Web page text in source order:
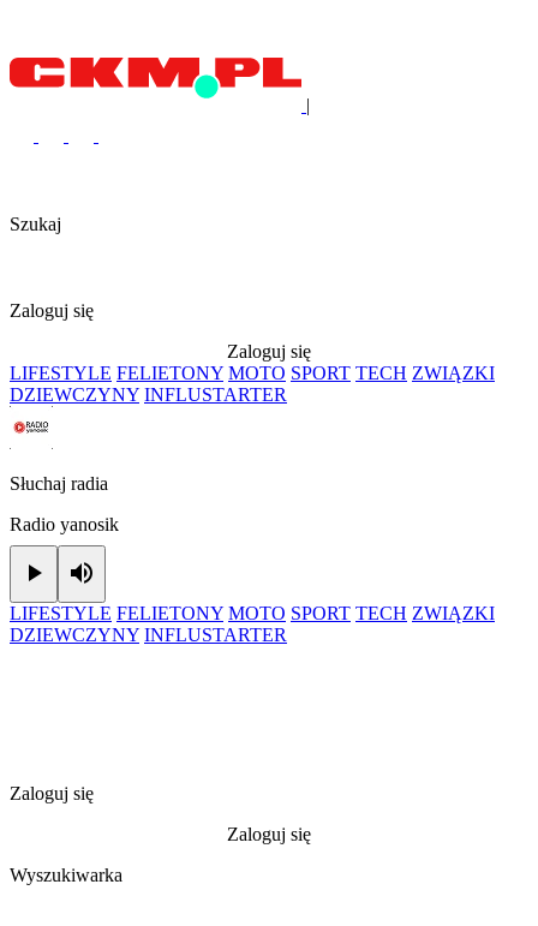
|
Szukaj
Zaloguj się
Zaloguj się
LIFESTYLE FELIETONY MOTO SPORT TECH ZWIĄZKI
DZIEWCZYNY INFLUSTARTER
Słuchaj radia
Radio yanosik
Play
LIFESTYLE FELIETONY MOTO SPORT TECH ZWIĄZKI
DZIEWCZYNY INFLUSTARTER
Zaloguj się
Zaloguj się
Wyszukiwarka